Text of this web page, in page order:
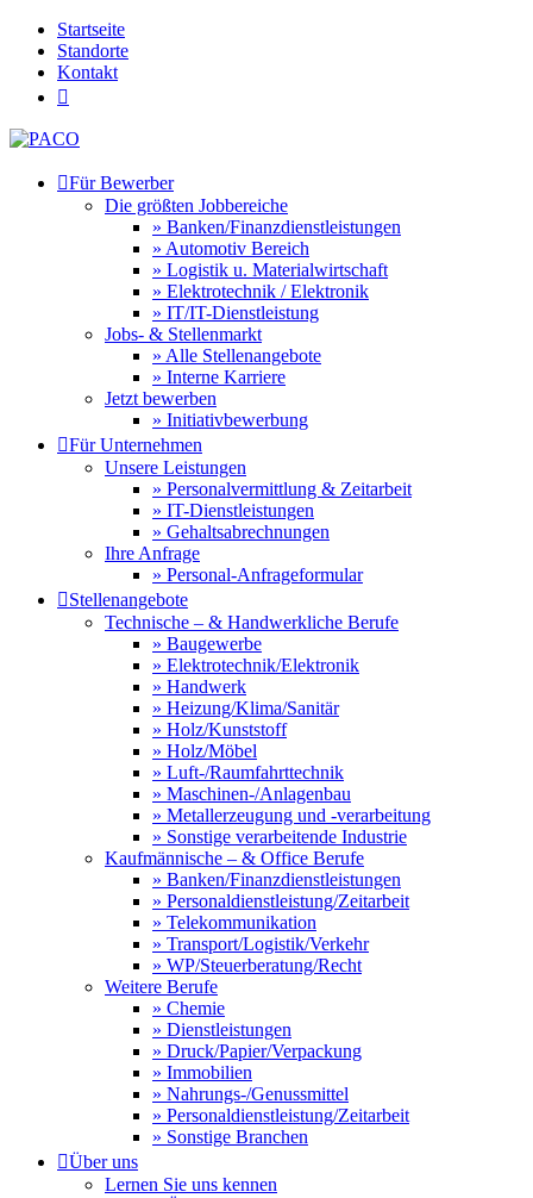
Startseite
Standorte
Kontakt

Für Bewerber
Die größten Jobbereiche
» Banken/Finanzdienstleistungen
» Automotiv Bereich
» Logistik u. Materialwirtschaft
» Elektrotechnik / Elektronik
» IT/IT-Dienstleistung
Jobs- & Stellenmarkt
» Alle Stellenangebote
» Interne Karriere
Jetzt bewerben
» Initiativbewerbung
Für Unternehmen
Unsere Leistungen
» Personalvermittlung & Zeitarbeit
» IT-Dienstleistungen
» Gehaltsabrechnungen
Ihre Anfrage
» Personal-Anfrageformular
Stellenangebote
Technische – & Handwerkliche Berufe
» Baugewerbe
» Elektrotechnik/Elektronik
» Handwerk
» Heizung/Klima/Sanitär
» Holz/Kunststoff
» Holz/Möbel
» Luft-/Raumfahrttechnik
» Maschinen-/Anlagenbau
» Metallerzeugung und -verarbeitung
» Sonstige verarbeitende Industrie
Kaufmännische – & Office Berufe
» Banken/Finanzdienstleistungen
» Personaldienstleistung/Zeitarbeit
» Telekommunikation
» Transport/Logistik/Verkehr
» WP/Steuerberatung/Recht
Weitere Berufe
» Chemie
» Dienstleistungen
» Druck/Papier/Verpackung
» Immobilien
» Nahrungs-/Genussmittel
» Personaldienstleistung/Zeitarbeit
» Sonstige Branchen
Über uns
Lernen Sie uns kennen